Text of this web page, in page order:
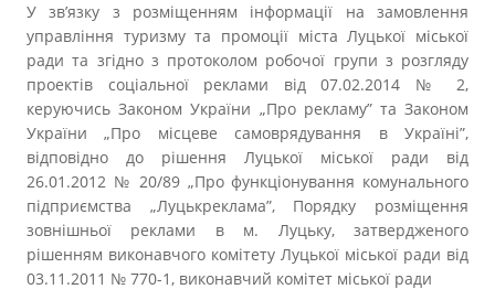
У зв’язку з розміщенням інформації на замовлення
управління туризму та промоції міста Луцької міської
ради та згідно з протоколом робочої групи з розгляду
проектів соціальної реклами від 07.02.2014 № 2,
керуючись Законом України „Про рекламу” та Законом
України „Про місцеве самоврядування в Україні”,
відповідно до рішення Луцької міської ради від
26.01.2012 № 20/89 „Про функціонування комунального
підприємства „Луцькреклама”, Порядку розміщення
зовнішньої реклами в м. Луцьку, затвердженого
рішенням виконавчого комітету Луцької міської ради від
03.11.2011 № 770-1, виконавчий комітет міської ради